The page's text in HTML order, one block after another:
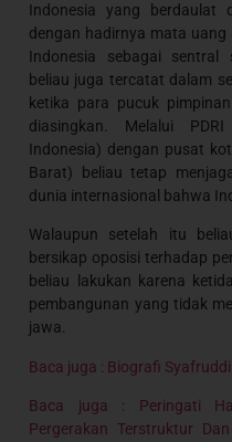
Indonesia yang berdaulat
dengan hadirnya mata
Indonesia sebagai sentral
beliau juga tercatat dalam
ketika para pucuk
diasingkan. Melalui
Indonesia) dengan pusat
Barat) beliau tetap
dunia internasional bahwa
Walaupun setelah itu
bersikap oposisi terhadap
beliau lakukan karena
pembangunan yang tidak
jawa.
Baca juga : Biografi
Baca juga : Peringati
Pergerakan Terstruktur